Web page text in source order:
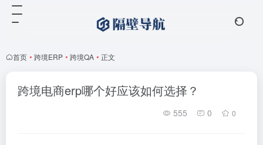
首页 • 跨境ERP • 跨境QA • 正文
跨境电商erp哪个好应该如何选择？
555 0 0